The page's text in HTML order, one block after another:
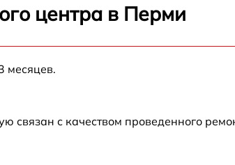
от 60 мин
центра в Перми
месяцев.
связан с качеством проведенного